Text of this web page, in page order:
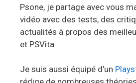
Psone, je partage avec vous
vidéo avec des tests, des
actualités à propos des
et PSVita.
Je suis aussi équipé d’un